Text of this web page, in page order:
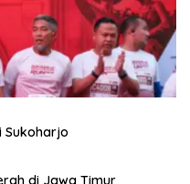
Sukoharjo
di Jawa Timur